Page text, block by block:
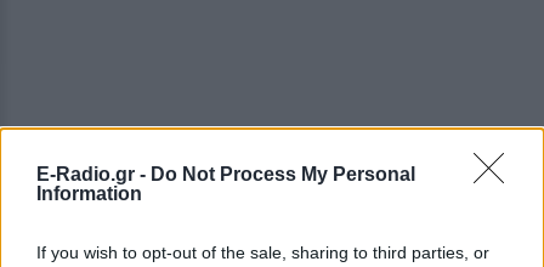
E-Radio.gr - Do Not Process My Personal
Information
If you wish to opt-out of the sale, sharing to third parties, or
ΔΕΙΤΕ ΕΠΙΣΗΣ